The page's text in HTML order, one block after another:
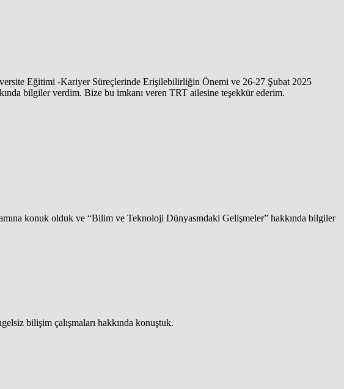
Eğitimi -Kariyer Süreçlerinde Erişilebilirliğin Önemi ve 26-27 Şubat 2025
bilgiler verdim. Bize bu imkanı veren TRT ailesine teşekkür ederim.
konuk olduk ve “Bilim ve Teknoloji Dünyasındaki Gelişmeler” hakkında bilgiler
bilişim çalışmaları hakkında konuştuk.